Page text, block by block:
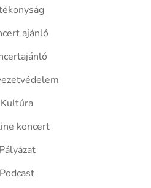
ajánló
Kultúra
koncert
Pályázat
Podcast